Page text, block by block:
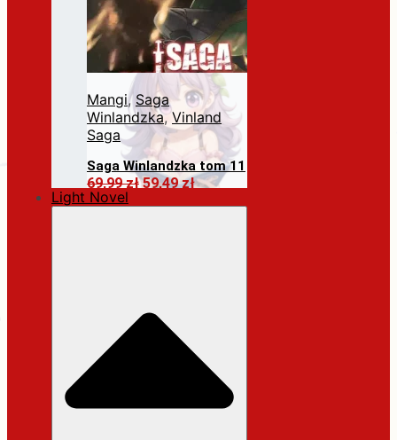
Mangi, Saga
Winlandzka, Vinland
Saga
Saga Winlandzka tom 11
69,99złPierwotna
59,49złAktualna
Dodaj do koszyka
Light Novel